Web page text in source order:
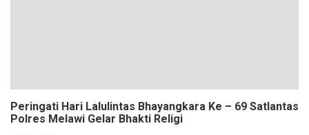
Peringati Hari Lalulintas Bhayangkara Ke – 69 Satlantas
Polres Melawi Gelar Bhakti Religi